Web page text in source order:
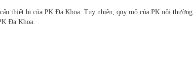
thiết bị của PK Đa Khoa. Tuy nhiên, quy mô của PK nội thường
Đa Khoa.